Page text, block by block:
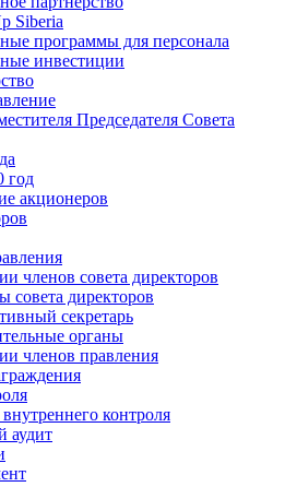
Siberia
программы для персонала
инвестиции
Председателя Совета
год
акционеров
членов совета директоров
совета директоров
секретарь
органы
членов правления
контроля
аудит